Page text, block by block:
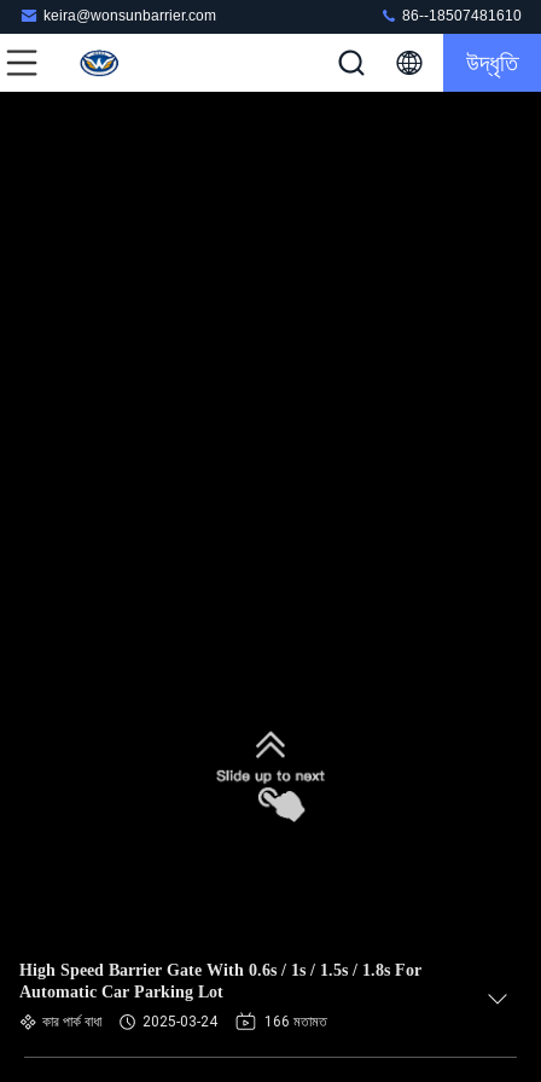
keira@wonsunbarrier.com 86--18507481610
উদ্ধৃতি
High Speed Barrier Gate With 0.6s / 1s / 1.5s / 1.8s For
Automatic Car Parking Lot
কার পার্ক বাধা 2025-03-24 166 মতামত